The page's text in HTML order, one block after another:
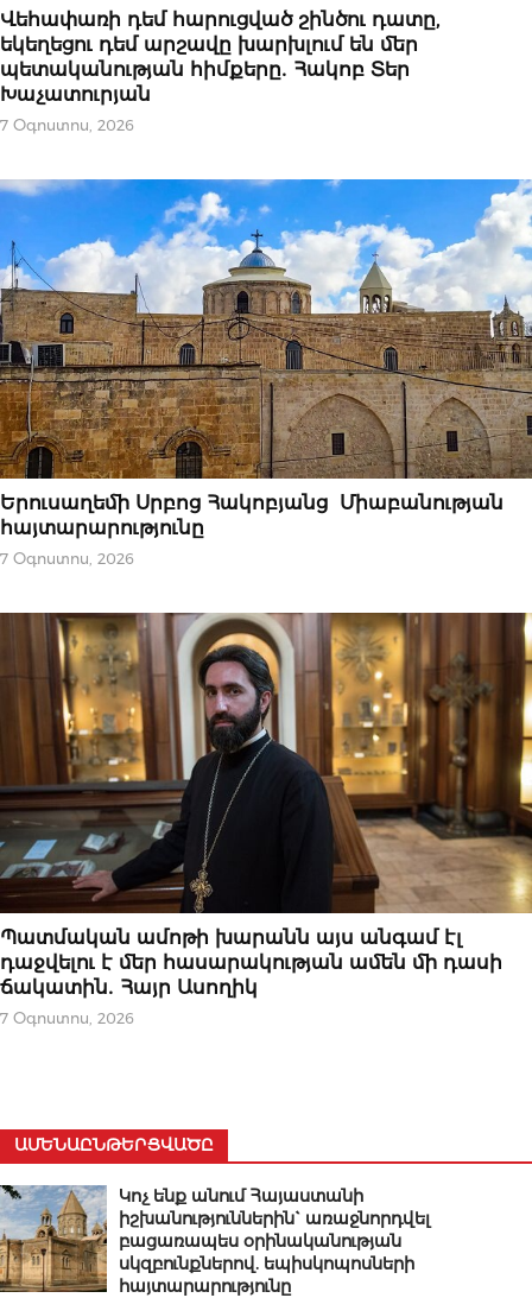
ՀՐԱՊԱՐԱԿԱԽՈՍՈՒԹՅՈՒՆ
Վեհափառի դեմ հարուցված շինծու դատը,
եկեղեցու դեմ արշավը խարխլում են մեր
պետականության հիմքերը․ Հակոբ Տեր
Խաչատուրյան
7 Օգոստոս, 2026
ԿԱՐԵՎՈՐԸ
Երուսաղեմի Սրբոց Հակոբյանց Միաբանության
հայտարարությունը
7 Օգոստոս, 2026
ՀՈԳԵՒՈՐ
Պատմական ամոթի խարանն այս անգամ էլ
դաջվելու է մեր հասարակության ամեն մի դասի
ճակատին․ Հայր Ասողիկ
7 Օգոստոս, 2026
ԱՄԵՆԱԸՆԹԵՐՑՎԱԾԸ
Կոչ ենք անում Հայաստանի
իշխանություններին` առաջնորդվել
բացառապես օրինականության
սկզբունքներով. եպիսկոպոսների
հայտարարությունը